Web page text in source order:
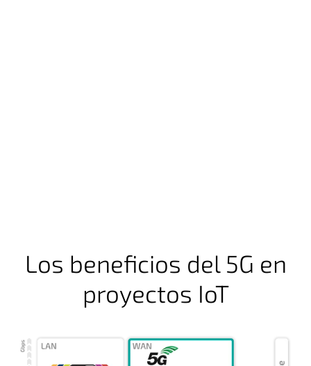
Los beneficios del 5G en
proyectos IoT